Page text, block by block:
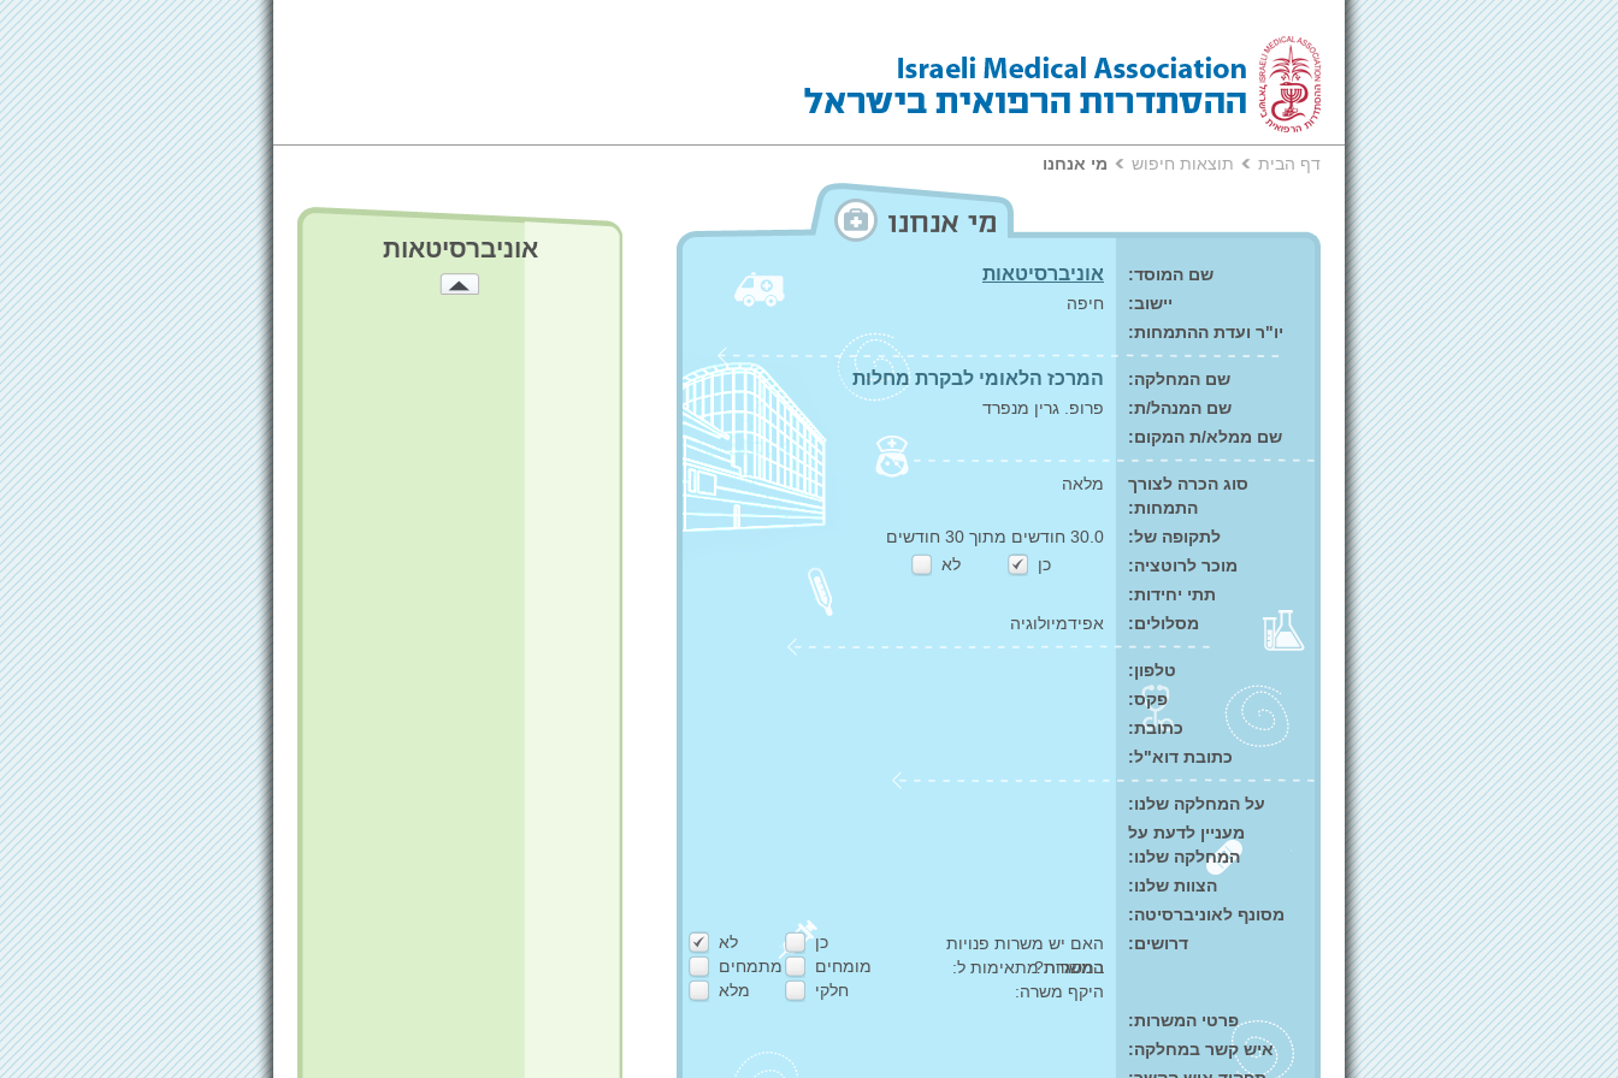
דף הבית תוצאות חיפוש מי אנחנו
שם המוסד: אוניברסיטאות
יישוב:
חיפה
יו"ר ועדת ההתמחות:
שם המחלקה: המרכז הלאומי לבקרת מחלות
שם המנהל/ת:
פרופ. גרין מנפרד
שם ממלא/ת המקום:
סוג הכרה לצורך
התמחות:
מלאה
לתקופה של:
30.0 חודשים מתוך 30 חודשים
מוכר לרוטציה:
כן
לא
תתי יחידות:
מסלולים:
אפידמיולוגיה
טלפון:
פקס:
כתובת:
כתובת דוא"ל:
על המחלקה שלנו:
מעניין לדעת על
המחלקה שלנו:
הצוות שלנו:
מסונף לאוניברסיטה:
דרושים:
האם יש משרות פנויות
במסגרת?
כן
לא
המשרות מתאימות ל:
מומחים
מתמחים
היקף משרה:
חלקי
מלא
פרטי המשרות:
איש קשר במחלקה:
אוניברסיטאות